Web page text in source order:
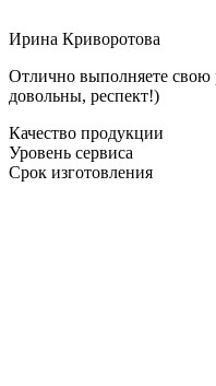
Ирина Криворотова
Отлично выполняете свою
довольны, респект!)
Качество продукции
Уровень сервиса
Срок изготовления